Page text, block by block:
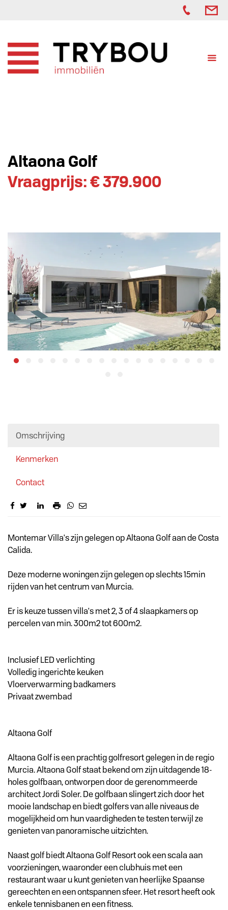
Altaona Golf
Vraagprijs: € 379.900
Omschrijving
Kenmerken
Contact
Omschrijving
Montemar Villa's zijn gelegen op Altaona Golf aan de Costa
Calida.
Deze moderne woningen zijn gelegen op slechts 15min
rijden van het centrum van Murcia.
Er is keuze tussen villa's met 2, 3 of 4 slaapkamers op
percelen van min. 300m2 tot 600m2.
Inclusief LED verlichting
Volledig ingerichte keuken
Vloerverwarming badkamers
Privaat zwembad
Altaona Golf
Altaona Golf is een prachtig golfresort gelegen in de regio
Murcia. Altaona Golf staat bekend om zijn uitdagende 18-
holes golfbaan, ontworpen door de gerenommeerde
architect Jordi Soler. De golfbaan slingert zich door het
mooie landschap en biedt golfers van alle niveaus de
mogelijkheid om hun vaardigheden te testen terwijl ze
genieten van panoramische uitzichten.
Naast golf biedt Altaona Golf Resort ook een scala aan
voorzieningen, waaronder een clubhuis met een
restaurant waar u kunt genieten van heerlijke Spaanse
gereechten en een ontspannen sfeer. Het resort heeft ook
enkele tennisbanen en een fitness.